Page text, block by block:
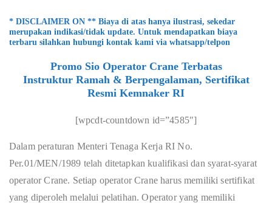
* DISCLAIMER ON ** Biaya di atas hanya ilustrasi, sekedar
merupakan indikasi/tidak update. Untuk mendapatkan biaya
terbaru silahkan hubungi kontak kami via whatsapp/telpon
Promo Sio Operator Crane Terbatas
Instruktur Ramah & Berpengalaman, Sertifikat
Resmi Kemnaker RI
[wpcdt-countdown id=”4585″]
Dalam peraturan Menteri Tenaga Kerja RI No.
Per.01/MEN/1989 telah ditetapkan kualifikasi dan syarat-syarat
operator Crane. Setiap operator Crane harus memiliki sertifikat
yang diperoleh melalui pelatihan. Operator yang memiliki